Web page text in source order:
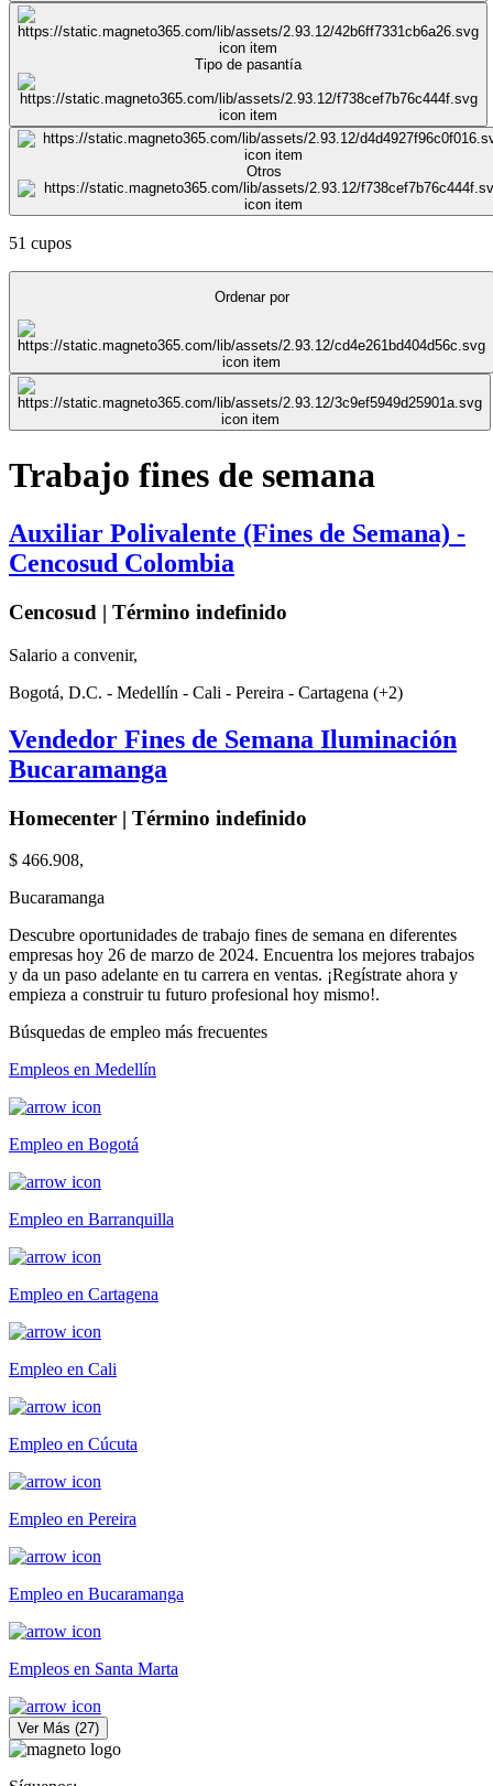
Tipo de pasantía
Otros
51 cupos
Ordenar por
Trabajo fines de semana
Auxiliar Polivalente (Fines de Semana) -
Cencosud Colombia
Cencosud | Término indefinido
Salario a convenir,
Bogotá, D.C. - Medellín - Cali - Pereira - Cartagena (+2)
Vendedor Fines de Semana Iluminación
Bucaramanga
Homecenter | Término indefinido
$ 466.908,
Bucaramanga
Descubre oportunidades de trabajo fines de semana en diferentes
empresas hoy 26 de marzo de 2024. Encuentra los mejores trabajos
y da un paso adelante en tu carrera en ventas. ¡Regístrate ahora y
empieza a construir tu futuro profesional hoy mismo!.
Búsquedas de empleo más frecuentes
Empleos en Medellín
Empleo en Bogotá
Empleo en Barranquilla
Empleo en Cartagena
Empleo en Cali
Empleo en Cúcuta
Empleo en Pereira
Empleo en Bucaramanga
Empleos en Santa Marta
Ver Más (27)